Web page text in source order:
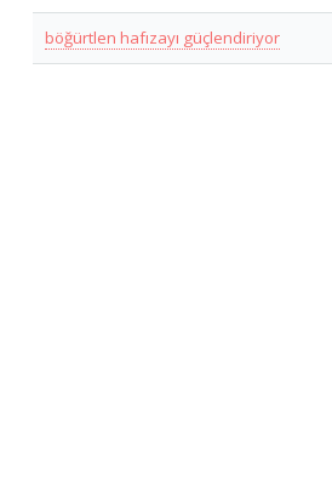
böğürtlen hafızayı güçlendiriyor